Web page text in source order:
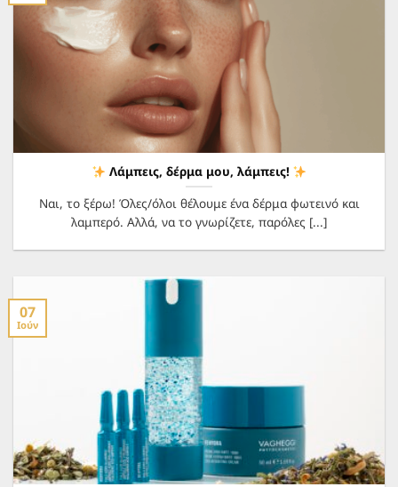
Λάμπεις, δέρμα μου, λάμπεις!
Ναι, το ξέρω! Όλες/όλοι θέλουμε ένα δέρμα φωτεινό και
λαμπερό. Αλλά, να το γνωρίζετε, παρόλες [...]
07
Ιούν